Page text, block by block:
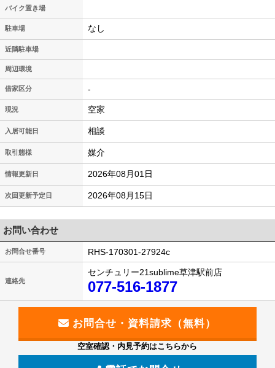
バイク置き場
駐車場 なし
近隣駐車場
周辺環境
借家区分 -
現況 空家
入居可能日 相談
取引態様 媒介
情報更新日 2026年08月01日
次回更新予定日 2026年08月15日
お問い合わせ
お問合せ番号 RHS-170301-27924c
連絡先
センチュリー21sublime草津駅前店
077-516-1877
空室確認・内見予約はこちらから